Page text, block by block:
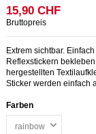
15,90 CHF
Bruttopreis
Extrem sichtbar.
Reflexstickern
hergestellten
Sticker werden einfach
Farben